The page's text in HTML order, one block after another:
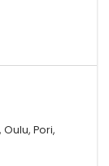
Pori,